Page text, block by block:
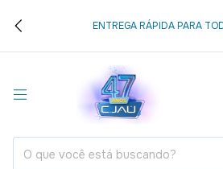
ENTREGA RÁPIDA PARA